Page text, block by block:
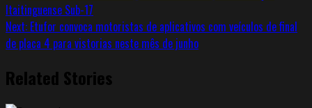
Itaitinguense Sub-17
Next: Etufor convoca motoristas de aplicativos com veículos de final
de placa 4 para vistorias neste mês de junho
Related Stories